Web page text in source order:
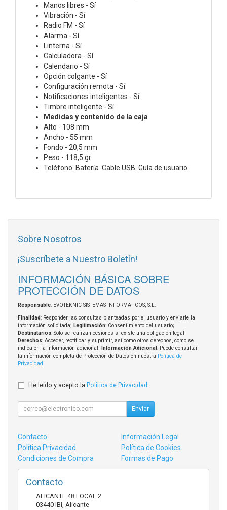
Manos libres - Sí
Vibración - Sí
Radio FM - Sí
Alarma - Sí
Linterna - Sí
Calculadora - Sí
Calendario - Sí
Opción colgante - Sí
Configuración remota - Sí
Notificaciones inteligentes - Sí
Timbre inteligente - Sí
Medidas y contenido de la caja
Alto - 108 mm
Ancho - 55 mm
Fondo - 20,5 mm
Peso - 118,5 gr.
Teléfono. Batería. Cable USB. Guía de usuario.
Sobre Nosotros
¡Suscríbete a Nuestro Boletín!
INFORMACIÓN BÁSICA SOBRE
PROTECCIÓN DE DATOS
Responsable: EVOTEKNIC SISTEMAS INFORMATICOS, S.L.
Finalidad: Responder las consultas planteadas por el usuario y enviarle la
información solicitada; Legitimación: Consentimiento del usuario;
Destinatarios: Solo se realizan cesiones si existe una obligación legal;
Derechos: Acceder, rectificar y suprimir, así como otros derechos, como se
indica en la información adicional;
Información Adicional : Puede consultar
la información completa de Protección de Datos en nuestra Política de
Privacidad
He leído y acepto la Política de Privacidad
Enviar
Contacto
Información Legal
Política Privacidad
Política de Cookies
Condiciones de Compra
Formas de Pago
Contacto
ALICANTE 48 LOCAL 2
03440 IBI Alicante